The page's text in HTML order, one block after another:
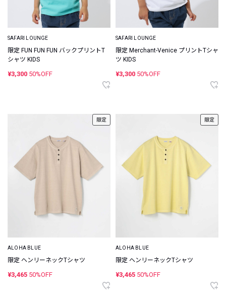
SAFARI LOUNGE
限定 FUN FUN FUN バックプリントT
シャツ KIDS
¥3,300 50%OFF
SAFARI LOUNGE
限定 Merchant-Venice プリントTシャ
ツ KIDS
¥3,300 50%OFF
限定
ALOHA BLUE
限定 ヘンリーネックTシャツ
¥3,465 50%OFF
限定
ALOHA BLUE
限定 ヘンリーネックTシャツ
¥3,465 50%OFF